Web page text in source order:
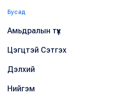
Бусад
Амьдралын түүх
Цэгцтэй Сэтгэх
Дэлхий
Нийгэм